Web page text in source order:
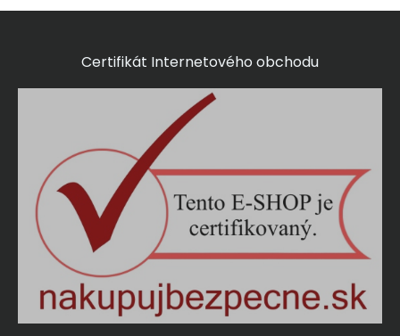
Certifikát Internetového obchodu